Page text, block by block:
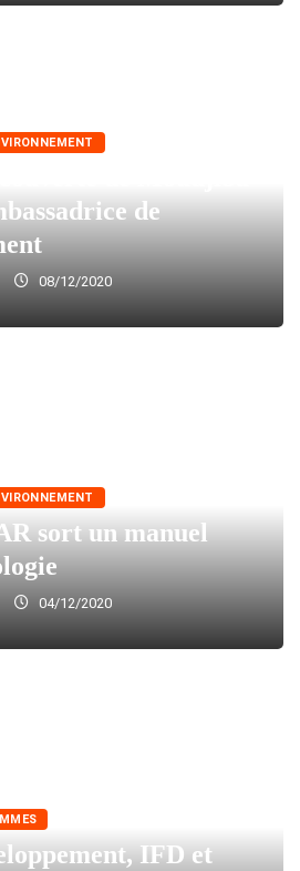
de
08/12/2020
sort un manuel
04/12/2020
IFD et